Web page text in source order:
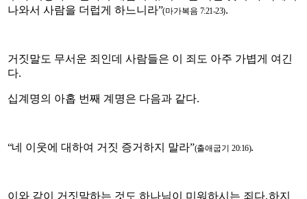
나와서 사람을 더럽게 하느니라”(마가복음 7:21-23).
거짓말도 무서운 죄인데 사람들은 이 죄도 아주 가볍게 여긴
다.
십계명의 아홉 번째 계명은 다음과 같다.
“네 이웃에 대하여 거짓 증거하지 말라”(출애굽기20:16).
이와 같이 거짓말하는 것도 하나님이 미워하시는 죄다.하지